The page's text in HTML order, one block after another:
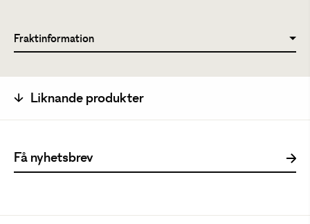
Fraktinformation
Liknande produkter